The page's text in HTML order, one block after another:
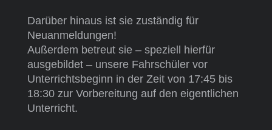
Darüber hinaus ist sie zuständig für
Neuanmeldungen!
Außerdem betreut sie – speziell hierfür
ausgebildet – unsere Fahrschüler vor
Unterrichtsbeginn in der Zeit von 17:45 bis
18:30 zur Vorbereitung auf den eigentlichen
Unterricht.